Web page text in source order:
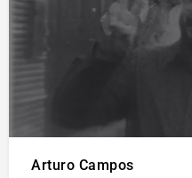
Arturo Campos